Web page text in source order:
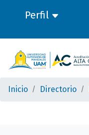
Perfil
Inicio Directorio